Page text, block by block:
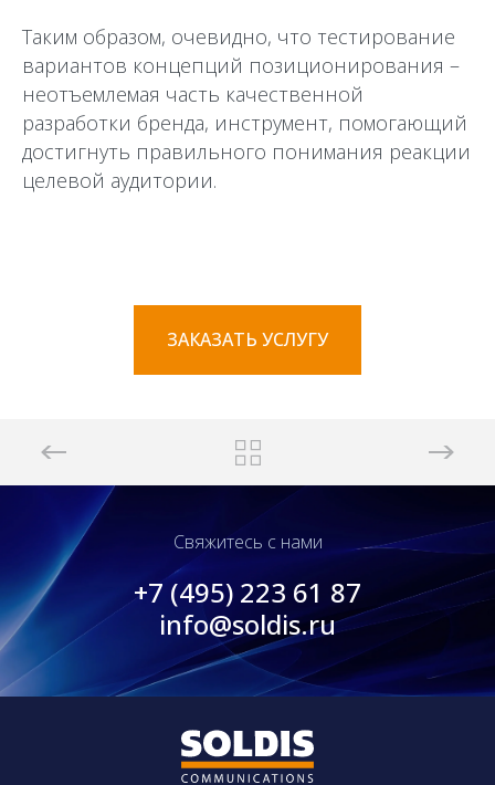
Таким образом, очевидно, что тестирование
вариантов концепций позиционирования –
неотъемлемая часть качественной
разработки бренда, инструмент, помогающий
достигнуть правильного понимания реакции
целевой аудитории.
ЗАКАЗАТЬ УСЛУГУ
Свяжитесь с нами
+7 (495) 223 61 87
info@soldis.ru